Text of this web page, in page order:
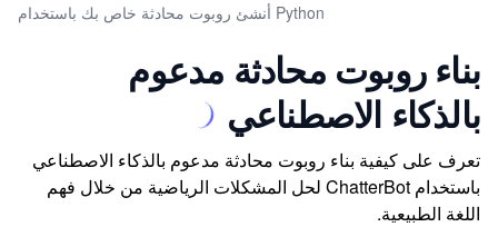
أنشئ روبوت محادثة خاص بك باستخدام Python
بناء روبوت محادثة مدعوم
بالذكاء الاصطناعي
تعرف على كيفية بناء روبوت محادثة مدعوم بالذكاء الاصطناعي
باستخدام ChatterBot لحل المشكلات الرياضية من خلال فهم
اللغة الطبيعية.